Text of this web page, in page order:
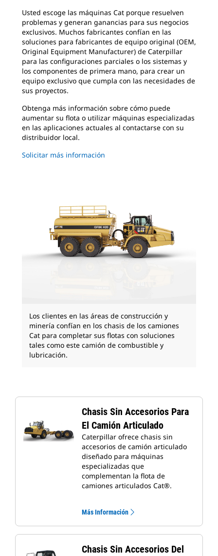
Usted escoge las máquinas Cat porque resuelven
problemas y generan ganancias para sus negocios
exclusivos. Muchos fabricantes confían en las
soluciones para fabricantes de equipo original (OEM,
Original Equipment Manufacturer) de Caterpillar
para las configuraciones parciales o los sistemas y
los componentes de primera mano, para crear un
equipo exclusivo que cumpla con las necesidades de
sus proyectos.
Obtenga más información sobre cómo puede
aumentar su flota o utilizar máquinas especializadas
en las aplicaciones actuales al contactarse con su
distribuidor local.
Solicitar más información
Los clientes en las áreas de construcción y
minería confían en los chasis de los camiones
Cat para completar sus flotas con soluciones
tales como este camión de combustible y
lubricación.
Chasis Sin Accesorios Para
El Camión Articulado
Caterpillar ofrece chasis sin
accesorios de camión articulado
diseñado para máquinas
especializadas que
complementan la flota de
camiones articulados Cat®.
Más Información
Chasis Sin Accesorios Del